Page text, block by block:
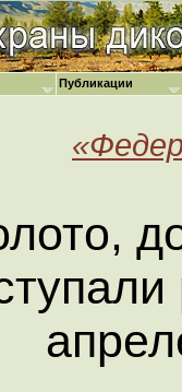
Публикации